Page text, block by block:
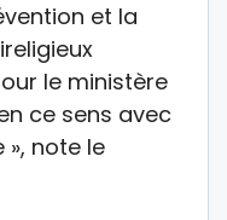
et la
le ministère
ce sens avec
note le